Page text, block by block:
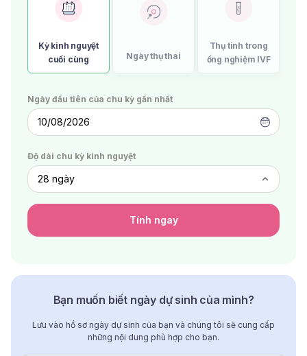
Kỳ kinh nguyệt
cuối cùng
Ngày thụ thai
Thụ tinh trong
ống nghiệm IVF
Ngày đầu tiên của chu kỳ gần nhất
10/08/2026
Độ dài chu kỳ kinh nguyệt
Tính ngay
Bạn muốn biết ngày dự sinh của mình?
Lưu vào hồ sơ ngày dự sinh của bạn và chúng tôi sẽ cung cấp
những nội dung phù hợp cho bạn.